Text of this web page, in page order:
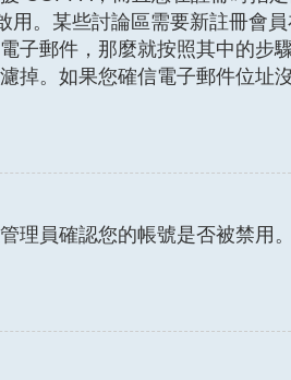
。某些討論區需要新註冊會員
子郵件，那麼就按照其中的步
掉。如果您確信電子郵件位址沒
理員確認您的帳號是否被禁用